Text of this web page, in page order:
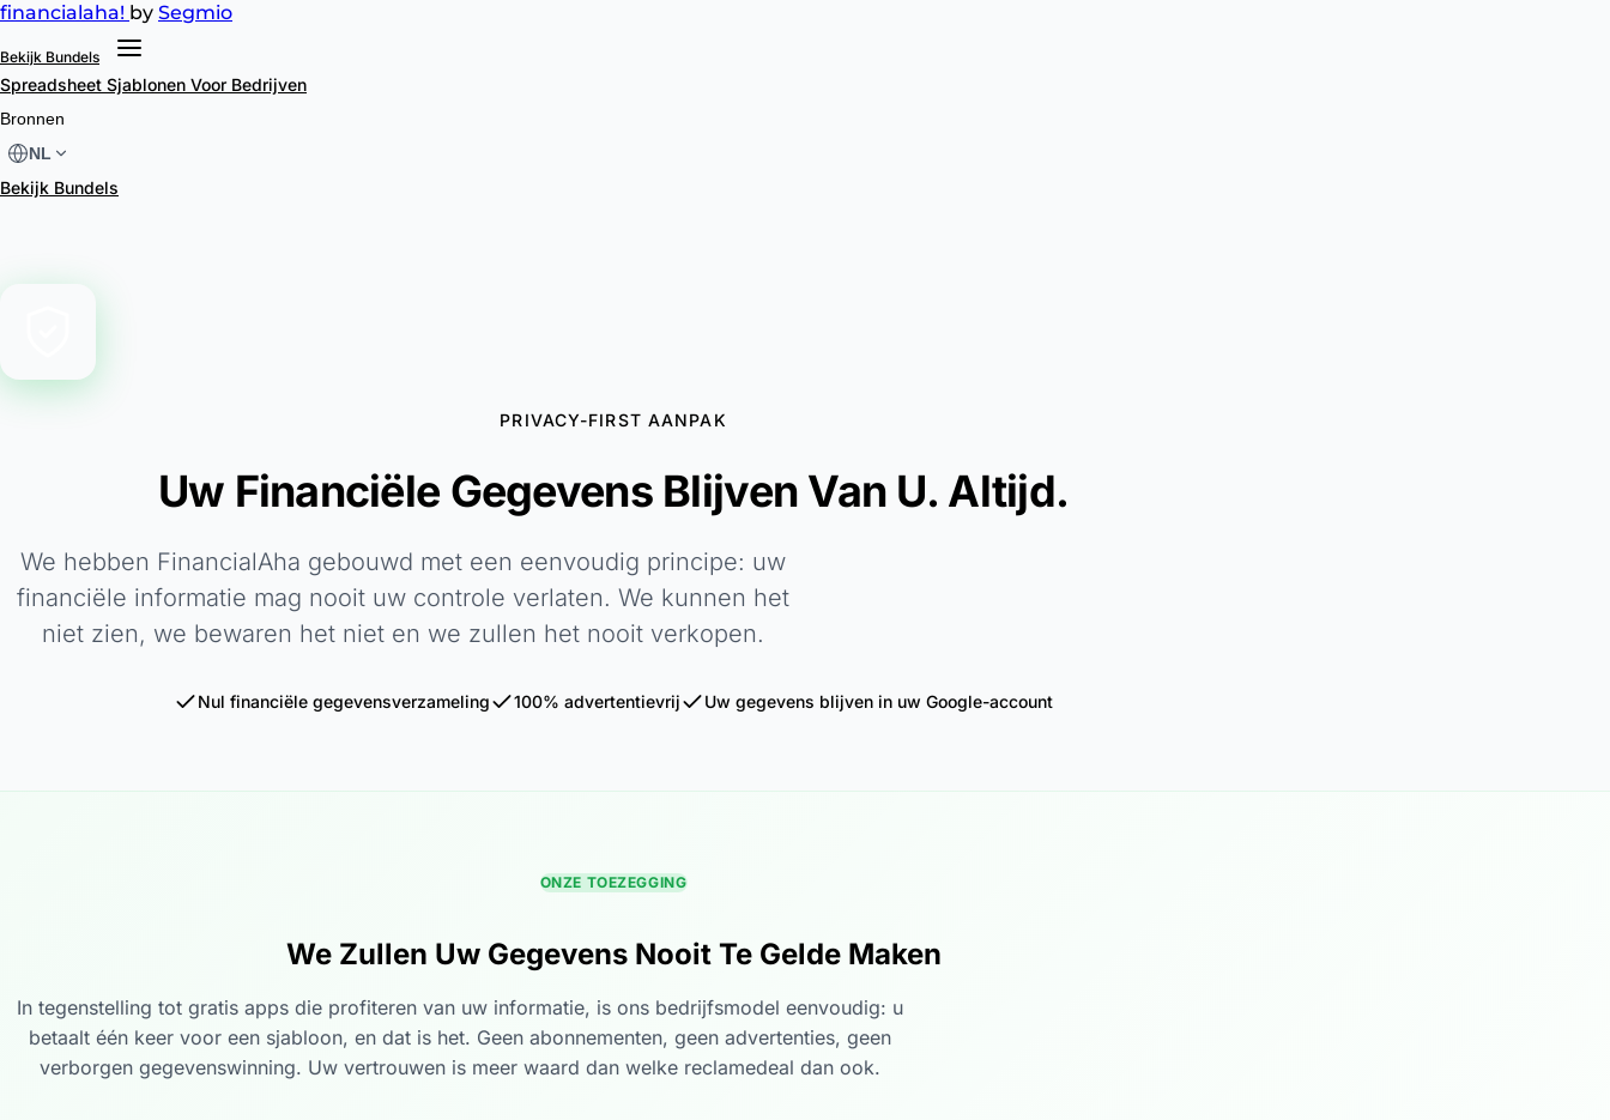
financialaha! by Segmio
Bekijk Bundels
Spreadsheet Sjablonen Voor Bedrijven
Bronnen
NL
Bekijk Bundels
PRIVACY-FIRST AANPAK
Uw Financiële Gegevens Blijven Van U. Altijd.
We hebben FinancialAha gebouwd met een eenvoudig principe: uw
financiële informatie mag nooit uw controle verlaten. We kunnen het
niet zien, we bewaren het niet en we zullen het nooit verkopen.
Nul financiële gegevensverzameling 100% advertentievrij Uw gegevens blijven in uw Google-account
ONZE TOEZEGGING
We Zullen Uw Gegevens Nooit Te Gelde Maken
In tegenstelling tot gratis apps die profiteren van uw informatie, is ons bedrijfsmodel eenvoudig: u
betaalt één keer voor een sjabloon, en dat is het. Geen abonnementen, geen advertenties, geen
verborgen gegevenswinning. Uw vertrouwen is meer waard dan welke reclamedeal dan ook.